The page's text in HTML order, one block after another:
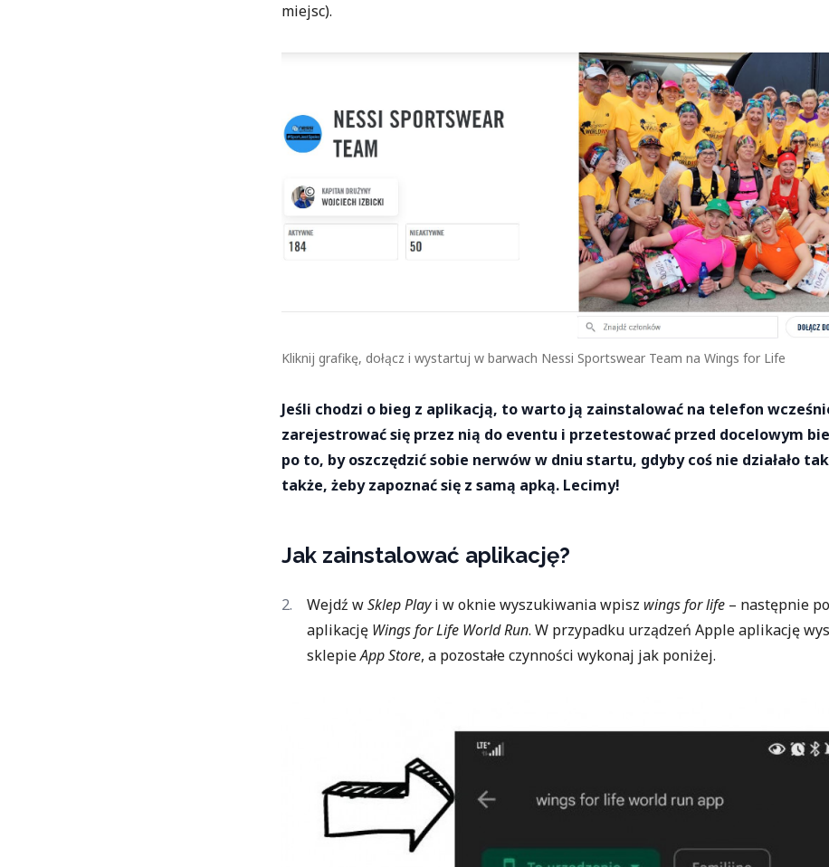
miejsc).
Kliknij grafikę, dołącz i wystartuj w barwach Nessi Sportswear Team na Wings for Life
Jeśli chodzi o bieg z aplikacją, to warto ją zainstalować na telefon
zarejestrować się przez nią do eventu i przetestować przed docelowym
po to, by oszczędzić sobie nerwów w dniu startu, gdyby coś nie działało
także, żeby zapoznać się z samą apką. Lecimy!
Jak zainstalować aplikację?
Wejdź wSklep Playi w oknie wyszukiwania wpisz wings for life – następnie
aplikację Wings for Life World Run. W przypadku urządzeń Apple aplikację
sklepieApp Store, a pozostałe czynności wykonaj jak poniżej.